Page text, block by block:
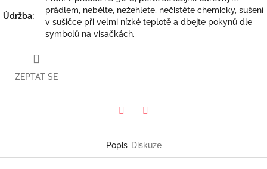
Údržba:
prádlem, nebělte, nežehlete, nečistěte chemicky, sušení
v sušičce při velmi nízké teplotě a dbejte pokynů dle
symbolů na visačkách.
ZEPTAT SE
Popis Diskuze